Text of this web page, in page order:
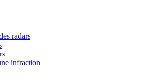
radars
infraction